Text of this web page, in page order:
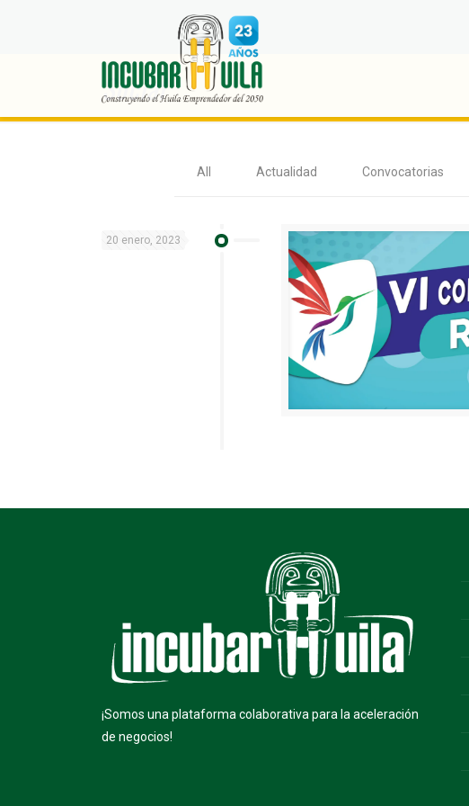
Social
All Actualidad Convocatorias
20 enero, 2023
¡Somos una plataforma colaborativa para la aceleración
de negocios!